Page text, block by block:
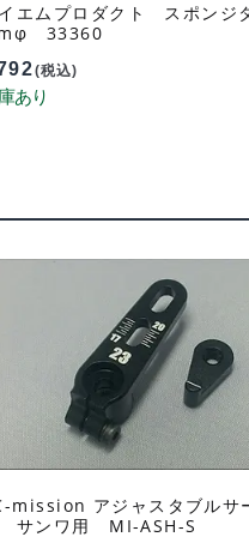
エムプロダクト スポンジ
33360
(税込)
mission アジャスタブルサ
サンワ用 MI-ASH-S